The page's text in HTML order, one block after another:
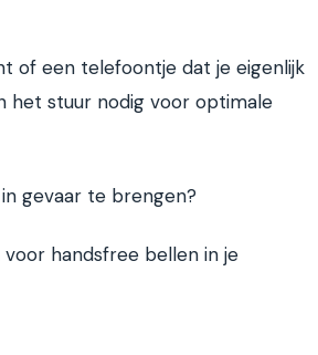
of een telefoontje dat je eigenlijk
het stuur nodig voor optimale
gevaar te brengen?
handsfree bellen in je